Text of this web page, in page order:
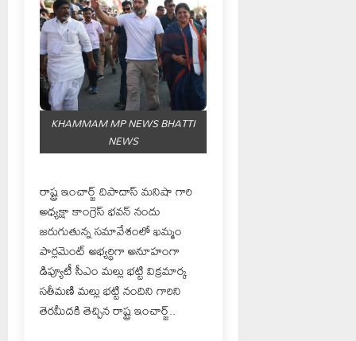
KHAMMAM MP NEWS BHATTI
NEWS
రాష్ట్ర ఇంచార్జ్ దిపాదాస్ మనిషా గారి
అధ్యక్షా కాంగ్రెస్ భవన్ నందు
జరుగుతున్న సమావేశంలో ఖమ్మం
పార్లమెంట్ అభ్యర్థిగా అనూహంగా
డిప్యూటీ సీఎం మల్లు భట్టి విక్రమార్క
సతీమణి మల్లు భట్టి నందిని గారిని
తెరమీదకి తెచ్చిన రాష్ట్ర ఇంచార్జ్..